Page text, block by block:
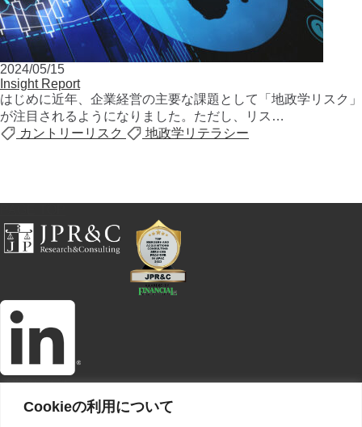
Cookieの利用について
2024/05/15
Insight Report
はじめに近年、企業経営の主要な課題として「地政学リスク」
が注目されるようになりました。ただし、リス…
カントリーリスク
地政学リテラシー
JPR&Cとは
インサイト